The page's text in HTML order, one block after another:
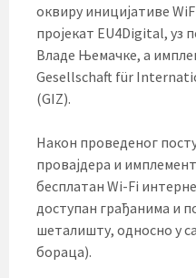
оквиру иницијативе
пројекат EU4Digital, уз
Владе Њемачке, а
Gesellschaft für
(GIZ).
Након проведеног
провајдера и
бесплатан Wi-Fi
доступан грађанима и
шеталишту, односно у
бораца).